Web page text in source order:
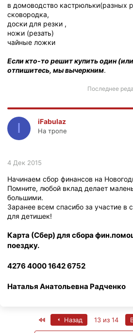
в домоводство кастрюльки(разных
сковородка,
доски для резки ,
ножи (резать)
чайные ложки
Если кто-то решит купить один
отпишитесь, мы вычеркним.
Последнее
I iFabulaz
На тропе
4 Дек 2015
Начинаем сбор финансов на
Помните, любой вклад делает
большими.
Заранее всем спасибо за участие в
для детишек!
Карта (Сбер) для сбора
поездку.
4276 4000 1642 6752
Наталья Анатольевна Радченко
First Назад 13 из 14